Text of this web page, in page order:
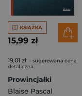
KSIĄŻKA
15,99 zł
19,01 zł - sugerowana cena
detaliczna
Prowincjałki
Blaise Pascal